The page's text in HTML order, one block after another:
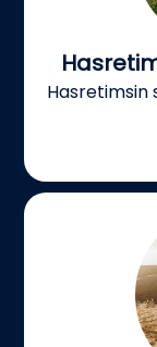
Hasretimsin